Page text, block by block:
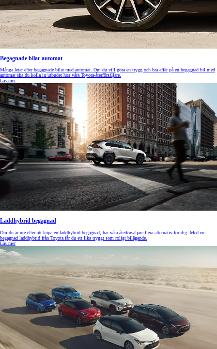
Begagnade bilar automat
Många letar efter begagnade bilar med automat. Om du vill göra en trygg och bra affär på en begagnad bil med
automat ska du kolla in utbudet hos våra Toyota-återförsäljare.
Läs mer
Laddhybrid begagnad
Om du är ute efter att köpa en laddhybrid begagnad, har våra återförsäljare flera alternativ för dig. Med en
begagnad laddhybrid från Toyota får du ett lika tryggt som roligt bilägande.
Läs mer